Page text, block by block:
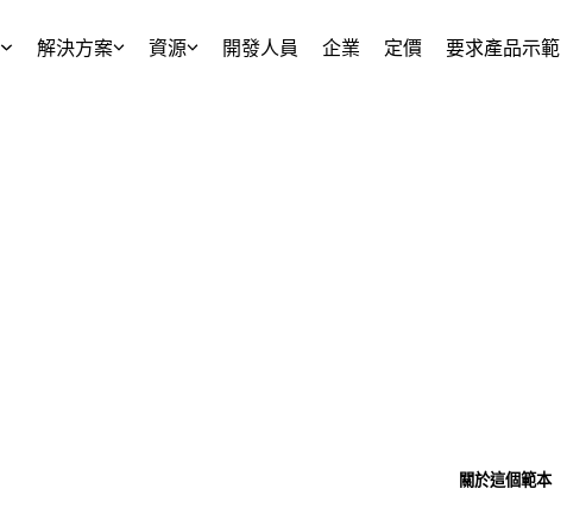
解決方案 資源 開發人員 企業 定價 要求產品示範
關於這個範本